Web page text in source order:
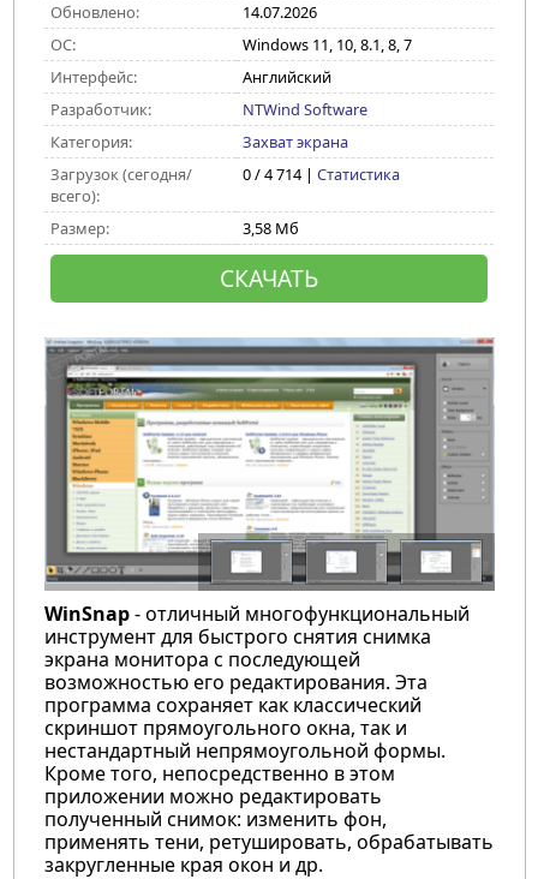
Обновлено:
14.07.2026
ОС:
Windows 11, 10, 8.1, 8, 7
Интерфейс:
Английский
Разработчик:
NTWind Software
Категория:
Захват экрана
Загрузок (сегодня/
всего):
0 / 4 714 | Статистика
Размер: 3,58 Мб
СКАЧАТЬ
WinSnap- отличный многофункциональный
инструмент для быстрого снятия снимка
экрана монитора с последующей
возможностью его редактирования. Эта
программа сохраняет как классический
скриншот прямоугольного окна, так и
нестандартный непрямоугольной формы.
Кроме того, непосредственно в этом
приложении можно редактировать
полученный снимок: изменить фон,
применять тени, ретушировать, обрабатывать
закругленные края окон и др.